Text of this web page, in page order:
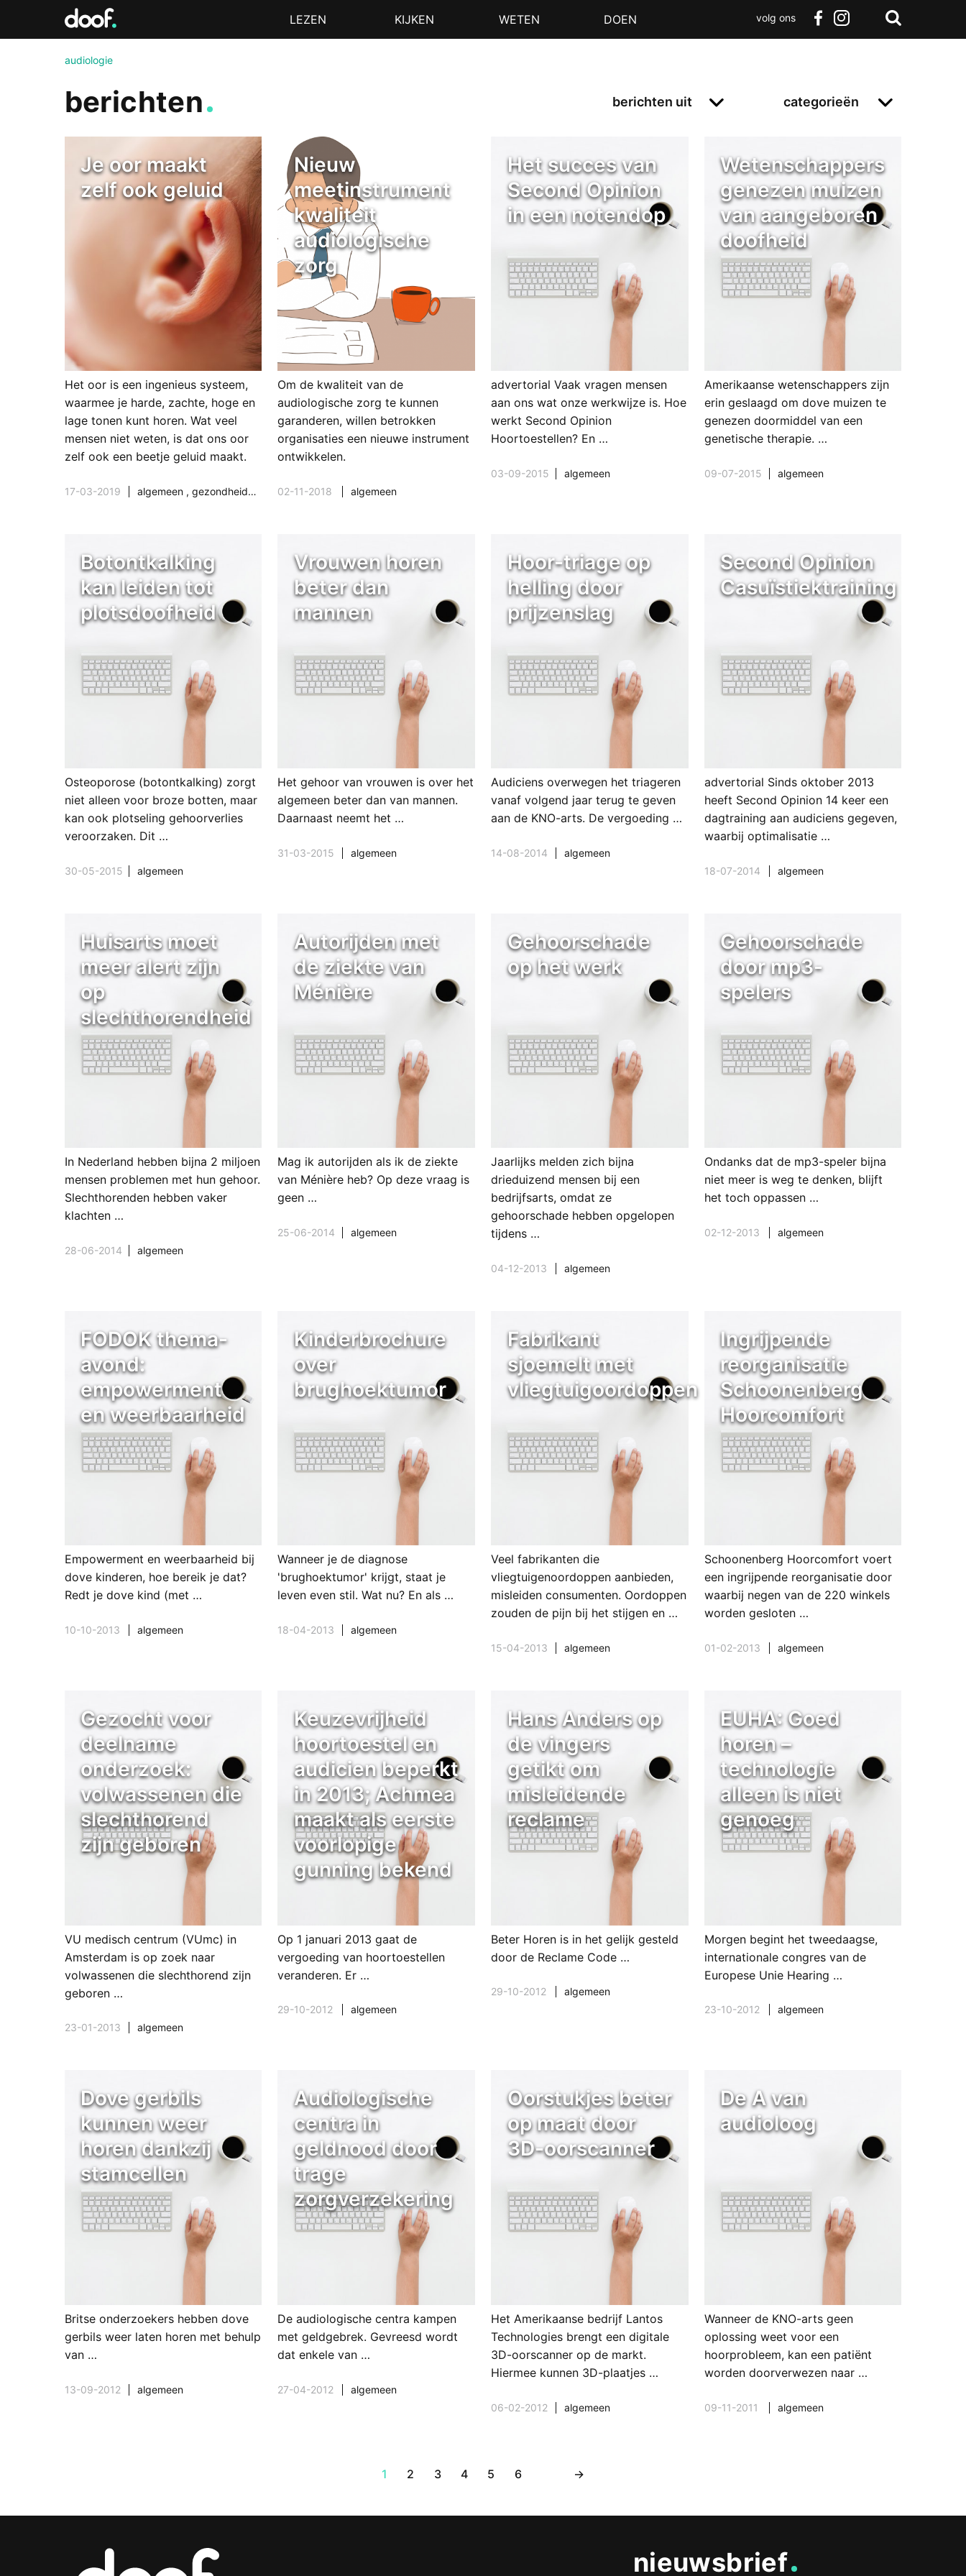
MenuLEZEN KIJKEN WETEN DOEN
volg ons
audiologie
berichten berichten uit categorieën
Je oor maakt
zelf ook geluid
Het oor is een ingenieus systeem,
waarmee je harde, zachte, hoge en
lage tonen kunt horen. Wat veel
mensen niet weten, is dat ons oor
zelf ook een beetje geluid maakt.
17-03-2019 algemeen ,gezondheidszorg ,opmerkelijk
Nieuw
meetinstrument
kwaliteit
audiologische
zorg
Om de kwaliteit van de
audiologische zorg te kunnen
garanderen, willen betrokken
organisaties een nieuwe instrument
ontwikkelen.
02-11-2018 algemeen
Het succes van
Second Opinion
in een notendop
advertorial Vaak vragen mensen
aan ons wat onze werkwijze is. Hoe
werkt Second Opinion
Hoortoestellen? En …
03-09-2015 algemeen
Wetenschappers
genezen muizen
van aangeboren
doofheid
Amerikaanse wetenschappers zijn
erin geslaagd om dove muizen te
genezen doormiddel van een
genetische therapie. …
09-07-2015 algemeen
Botontkalking
kan leiden tot
plotsdoofheid
Osteoporose (botontkalking) zorgt
niet alleen voor broze botten, maar
kan ook plotseling gehoorverlies
veroorzaken. Dit …
30-05-2015 algemeen
Vrouwen horen
beter dan
mannen
Het gehoor van vrouwen is over het
algemeen beter dan van mannen.
Daarnaast neemt het …
31-03-2015 algemeen
Hoor-triage op
helling door
prijzenslag
Audiciens overwegen het triageren
vanaf volgend jaar terug te geven
aan de KNO-arts. De vergoeding …
14-08-2014 algemeen
Second Opinion
Casuïstiektraining
advertorial Sinds oktober 2013
heeft Second Opinion 14 keer een
dagtraining aan audiciens gegeven,
waarbij optimalisatie …
18-07-2014 algemeen
Huisarts moet
meer alert zijn
op
slechthorendheid
In Nederland hebben bijna 2 miljoen
mensen problemen met hun gehoor.
Slechthorenden hebben vaker
klachten …
28-06-2014 algemeen
Autorijden met
de ziekte van
Ménière
Mag ik autorijden als ik de ziekte
van Ménière heb? Op deze vraag is
geen …
25-06-2014 algemeen
Gehoorschade
op het werk
Jaarlijks melden zich bijna
drieduizend mensen bij een
bedrijfsarts, omdat ze
gehoorschade hebben opgelopen
tijdens …
04-12-2013 algemeen
Gehoorschade
door mp3-
spelers
Ondanks dat de mp3-speler bijna
niet meer is weg te denken, blijft
het toch oppassen …
02-12-2013 algemeen
FODOK thema-
avond:
empowerment
en weerbaarheid
Empowerment en weerbaarheid bij
dove kinderen, hoe bereik je dat?
Redt je dove kind (met …
10-10-2013 algemeen
Kinderbrochure
over
brughoektumor
Wanneer je de diagnose
'brughoektumor' krijgt, staat je
leven even stil. Wat nu? En als …
18-04-2013 algemeen
Fabrikant
sjoemelt met
vliegtuigoordoppen
Veel fabrikanten die
vliegtuigenoordoppen aanbieden,
misleiden consumenten. Oordoppen
zouden de pijn bij het stijgen en …
15-04-2013 algemeen
Ingrijpende
reorganisatie
Schoonenberg
Hoorcomfort
Schoonenberg Hoorcomfort voert
een ingrijpende reorganisatie door
waarbij negen van de 220 winkels
worden gesloten …
01-02-2013 algemeen
Gezocht voor
deelname
onderzoek:
volwassenen die
slechthorend
zijn geboren
VU medisch centrum (VUmc) in
Amsterdam is op zoek naar
volwassenen die slechthorend zijn
geboren …
23-01-2013 algemeen
Keuzevrijheid
hoortoestel en
audicien beperkt
in 2013; Achmea
maakt als eerste
voorlopige
gunning bekend
Op 1 januari 2013 gaat de
vergoeding van hoortoestellen
veranderen. Er …
29-10-2012 algemeen
Hans Anders op
de vingers
getikt om
misleidende
reclame
Beter Horen is in het gelijk gesteld
door de Reclame Code …
29-10-2012 algemeen
EUHA: Goed
horen –
technologie
alleen is niet
genoeg
Morgen begint het tweedaagse,
internationale congres van de
Europese Unie Hearing …
23-10-2012 algemeen
Dove gerbils
kunnen weer
horen dankzij
stamcellen
Britse onderzoekers hebben dove
gerbils weer laten horen met behulp
van …
13-09-2012 algemeen
Audiologische
centra in
geldnood door
trage
zorgverzekering
De audiologische centra kampen
met geldgebrek. Gevreesd wordt
dat enkele van …
27-04-2012 algemeen
Oorstukjes beter
op maat door
3D-oorscanner
Het Amerikaanse bedrijf Lantos
Technologies brengt een digitale
3D-oorscanner op de markt.
Hiermee kunnen 3D-plaatjes …
06-02-2012 algemeen
De A van
audioloog
Wanneer de KNO-arts geen
oplossing weet voor een
hoorprobleem, kan een patiënt
worden doorverwezen naar …
09-11-2011 algemeen
1 2 3 4 5 6 →
Doof.nl
Zoeken
Terug
nieuwsbrief